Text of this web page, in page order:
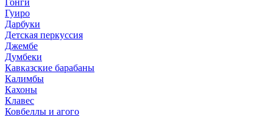
Гонги
Гуиро
Дарбуки
Детская перкуссия
Джембе
Думбеки
Кавказские барабаны
Калимбы
Кахоны
Клавес
Ковбеллы и агого